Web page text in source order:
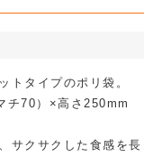
トタイプのポリ袋。
チ70）×高さ250mm
サクサクした食感を長